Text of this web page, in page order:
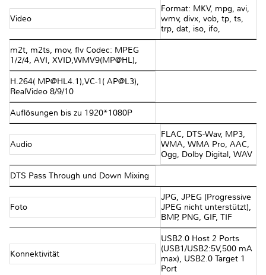
Video
Format: MKV, mpg, avi,
wmv, divx, vob, tp, ts,
trp, dat, iso, ifo,
m2t, m2ts, mov, ﬂv Codec: MPEG
1/2/4, AVI, XVID,WMV9(MP@HL),
H.264( MP@HL4.1),VC-1( AP@L3),
RealVideo 8/9/10
Auflösungen bis zu 1920*1080P
Audio
FLAC, DTS-Wav, MP3,
WMA, WMA Pro, AAC,
Ogg, Dolby Digital, WAV
DTS Pass Through und Down Mixing
Foto
JPG, JPEG (Progressive
JPEG nicht unterstützt),
BMP, PNG, GIF, TIF
Konnektivität
USB2.0 Host 2 Ports
(USB1/USB2:5V,500 mA
max), USB2.0 Target 1
Port